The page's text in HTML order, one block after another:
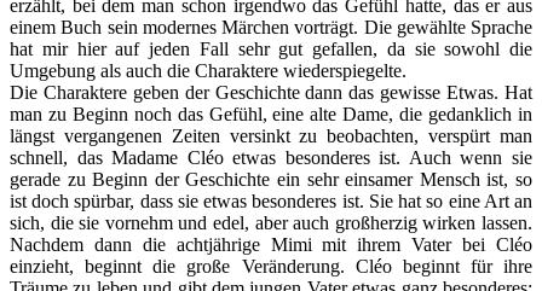
erzählt, bei dem man schon irgendwo das Gefühl hatte, das er aus
einem Buch sein modernes Märchen vorträgt. Die gewählte Sprache
hat mir hier auf jeden Fall sehr gut gefallen, da sie sowohl die
Umgebung als auch die Charaktere wiederspiegelte.
Die Charaktere geben der Geschichte dann das gewisse Etwas. Hat
man zu Beginn noch das Gefühl, eine alte Dame, die gedanklich in
längst vergangenen Zeiten versinkt zu beobachten, verspürt man
schnell, das Madame Cléo etwas besonderes ist. Auch wenn sie
gerade zu Beginn der Geschichte ein sehr einsamer Mensch ist, so
ist doch spürbar, dass sie etwas besonderes ist. Sie hat so eine Art an
sich, die sie vornehm und edel, aber auch großherzig wirken lassen.
Nachdem dann die achtjährige Mimi mit ihrem Vater bei Cléo
einzieht, beginnt die große Veränderung. Cléo beginnt für ihre